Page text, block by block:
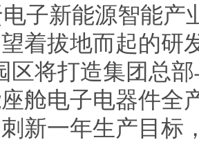
子新能源智能产
着拔地而起的研
区将打造集团总
舱电子电器件全
新一年生产目标